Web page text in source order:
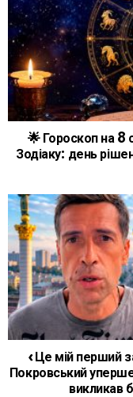
🌟 Гороскоп на 8
Зодіаку: день
«Це мій перший
Покровський
викликав